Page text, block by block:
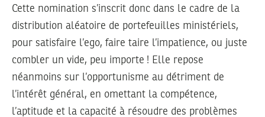
Cette nomination s’inscrit donc dans le cadre de la
distribution aléatoire de portefeuilles ministériels,
pour satisfaire l’ego, faire taire l’impatience, ou juste
combler un vide, peu importe ! Elle repose
néanmoins sur l’opportunisme au détriment de
l’intérêt général, en omettant la compétence,
l’aptitude et la capacité à résoudre des problèmes